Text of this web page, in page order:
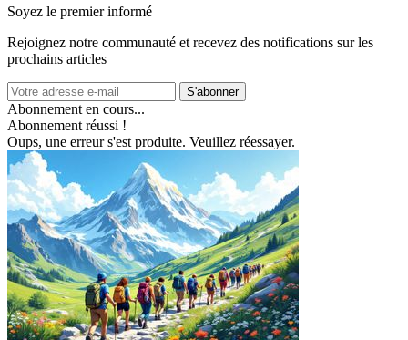
Soyez le premier informé
Rejoignez notre communauté et recevez des notifications sur les
prochains articles
S'abonner
Abonnement en cours...
Abonnement réussi !
Oups, une erreur s'est produite. Veuillez réessayer.